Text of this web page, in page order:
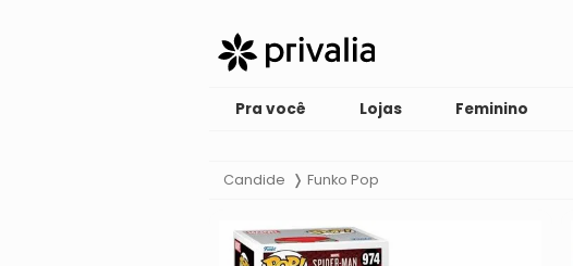
Pra você Lojas Feminino
Candide Funko Pop